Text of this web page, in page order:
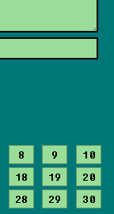
8 9
10
18 19
20
28 29
30